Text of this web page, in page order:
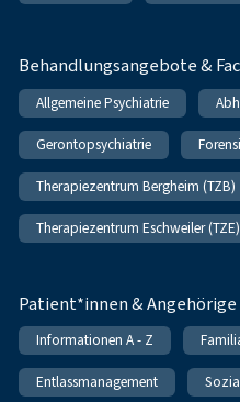
Behandlungsangebote &
Allgemeine Psychiatrie
Gerontopsychiatrie
Therapiezentrum Bergheim (TZB)
Therapiezentrum Eschweiler (TZE)
Patient*innen & Angehörige
Informationen A - Z
Entlassmanagement